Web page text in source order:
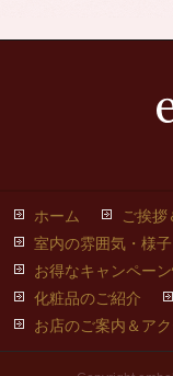
ホーム ご挨拶
室内の雰囲気・様子
お得なキャンペー
化粧品のご紹介
お店のご案内＆ア